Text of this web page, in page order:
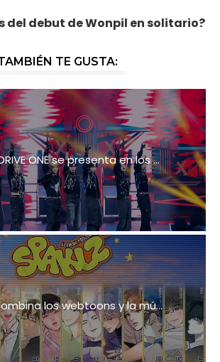
del debut de Wonpil en solitario?
TE GUSTA:
ONE se presenta en los ...
los webtoons y la mú...